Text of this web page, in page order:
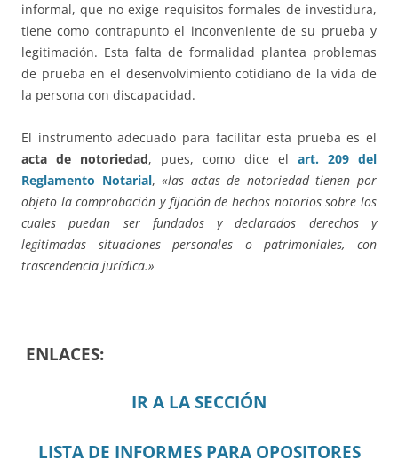
informal, que no exige requisitos formales de investidura,
tiene como contrapunto el inconveniente de su prueba y
legitimación. Esta falta de formalidad plantea problemas
de prueba en el desenvolvimiento cotidiano de la vida de
la persona con discapacidad.
El instrumento adecuado para facilitar esta prueba es el
acta de notoriedad, pues, como dice el art. 209 del
Reglamento Notarial,«las actas de notoriedad tienen por
objeto la comprobación y fijación de hechos notorios sobre los
cuales puedan ser fundados y declarados derechos y
legitimadas situaciones personales o patrimoniales, con
trascendencia jurídica.»
ENLACES:
IR A LA SECCIÓN
LISTA DE INFORMES PARA OPOSITORES